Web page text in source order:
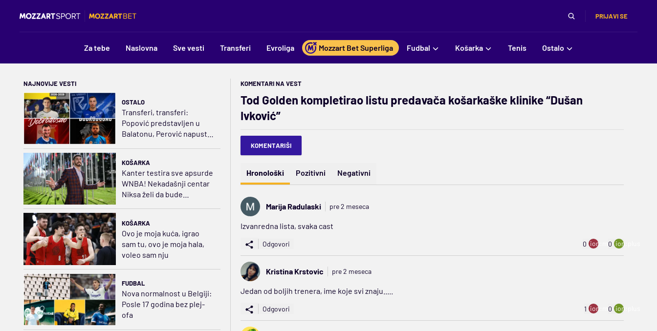
PRIJAVI SE
Za tebe Naslovna Sve vesti Transferi Evroliga Mozzart Bet Superliga Fudbal Košarka Tenis Ostalo
NAJNOVIJE VESTI
OSTALO
Transferi, transferi:
Popović predstavljen u
Balatonu, Perović napustio
KOŠARKA
Kanter testira sve apsurde
WNBA! Nekadašnji centar
Niksa želi da bude
KOŠARKA
Ovo je moja kuća, igrao
sam tu, ovo je moja hala,
voleo sam nju
FUDBAL
Nova normalnost u Belgiji:
Posle 17 godina bez plej-
ofa
KOMENTARI NA VEST
Tod Golden kompletirao listu predavača košarkaške klinike “Dušan
Ivković”
KOMENTARIŠI
Hronološki Pozitivni Negativni
Marija Radulaski pre 2 meseca
Izvanredna lista, svaka cast
Odgovori 0 ion:minus
0 ion:plus
Kristina Krstovic pre 2 meseca
Jedan od boljih trenera, ime koje svi znaju.....
Odgovori 1 ion:minus
0 ion:plus